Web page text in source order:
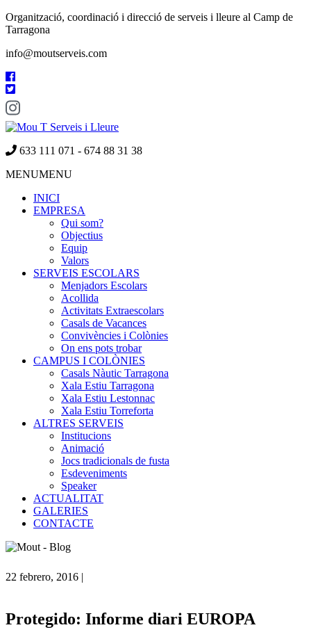
Organització, coordinació i direcció de serveis i lleure al Camp de
Tarragona
info@moutserveis.com
633 111 071 - 674 88 31 38
MENUMENU
INICI
EMPRESA
Qui som?
Objectius
Equip
Valors
SERVEIS ESCOLARS
Menjadors Escolars
Acollida
Activitats Extraescolars
Casals de Vacances
Convivències i Colònies
On ens pots trobar
CAMPUS I COLÒNIES
Casals Nàutic Tarragona
Xala Estiu Tarragona
Xala Estiu Lestonnac
Xala Estiu Torreforta
ALTRES SERVEIS
Institucions
Animació
Jocs tradicionals de fusta
Esdeveniments
Speaker
ACTUALITAT
GALERIES
CONTACTE
22 febrero, 2016 |
Protegido: Informe diari EUROPA